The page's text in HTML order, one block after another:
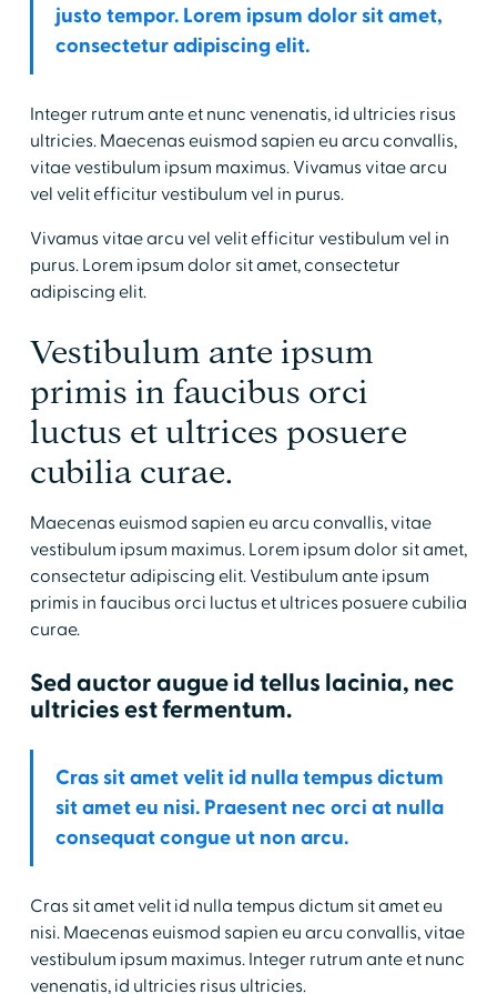
justo tempor. Lorem ipsum dolor sit amet,
consectetur adipiscing elit.
Integer rutrum ante et nunc venenatis, id ultricies risus
ultricies. Maecenas euismod sapien eu arcu convallis,
vitae vestibulum ipsum maximus. Vivamus vitae arcu
vel velit efficitur vestibulum vel in purus.
Vivamus vitae arcu vel velit efficitur vestibulum vel in
purus. Lorem ipsum dolor sit amet, consectetur
adipiscing elit.
Vestibulum ante ipsum
primis in faucibus orci
luctus et ultrices posuere
cubilia curae.
Maecenas euismod sapien eu arcu convallis, vitae
vestibulum ipsum maximus. Lorem ipsum dolor sit amet,
consectetur adipiscing elit. Vestibulum ante ipsum
primis in faucibus orci luctus et ultrices posuere cubilia
curae.
Sed auctor augue id tellus lacinia, nec
ultricies est fermentum.
Cras sit amet velit id nulla tempus dictum
sit amet eu nisi. Praesent nec orci at nulla
consequat congue ut non arcu.
Cras sit amet velit id nulla tempus dictum sit amet eu
nisi. Maecenas euismod sapien eu arcu convallis, vitae
vestibulum ipsum maximus. Integer rutrum ante et nunc
venenatis, id ultricies risus ultricies.